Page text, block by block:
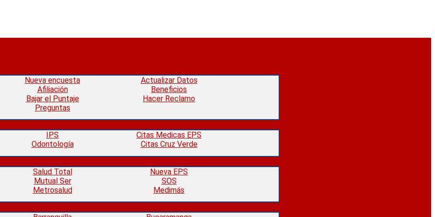
Nueva encuesta
Actualizar Datos
Afiliación
Beneficios
Bajar el Puntaje
Hacer Reclamo
Preguntas
IPS
Citas Medicas EPS
Odontología
Citas Cruz Verde
Salud Total
Nueva EPS
Mutual Ser
SOS
Metrosalud
Medimás